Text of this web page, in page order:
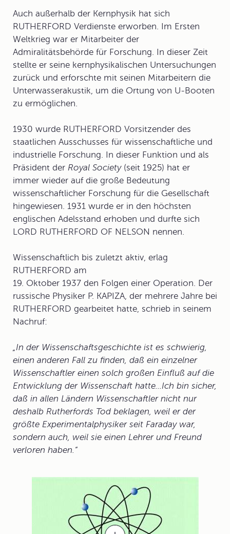
Auch außerhalb der Kernphysik hat sich
RUTHERFORD Verdienste erworben. Im Ersten
Weltkrieg war er Mitarbeiter der
Admiralitätsbehörde für Forschung. In dieser Zeit
stellte er seine kernphysikalischen Untersuchungen
zurück und erforschte mit seinen Mitarbeitern die
Unterwasserakustik, um die Ortung von U-Booten
zu ermöglichen.
1930 wurde RUTHERFORD Vorsitzender des
staatlichen Ausschusses für wissenschaftliche und
industrielle Forschung. In dieser Funktion und als
Präsident der Royal Society(seit 1925) hat er
immer wieder auf die große Bedeutung
wissenschaftlicher Forschung für die Gesellschaft
hingewiesen. 1931 wurde er in den höchsten
englischen Adelsstand erhoben und durfte sich
LORD RUTHERFORD OF NELSON nennen.
Wissenschaftlich bis zuletzt aktiv, erlag
RUTHERFORD am
19. Oktober 1937 den Folgen einer Operation. Der
russische Physiker P. KAPIZA, der mehrere Jahre bei
RUTHERFORD gearbeitet hatte, schrieb in seinem
Nachruf:
„In der Wissenschaftsgeschichte ist es schwierig,
einen anderen Fall zu finden, daß ein einzelner
Wissenschaftler einen solch großen Einfluß auf die
Entwicklung der Wissenschaft hatte...Ich bin sicher,
daß in allen Ländern Wissenschaftler nicht nur
deshalb Rutherfords Tod beklagen, weil er der
größte Experimentalphysiker seit Faraday war,
sondern auch, weil sie einen Lehrer und Freund
verloren haben.“